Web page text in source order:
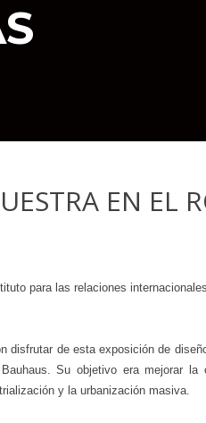
EN EL
para las relaciones
disfrutar de esta exposición de
Su objetivo era mejorar la
y la urbanización masiva.